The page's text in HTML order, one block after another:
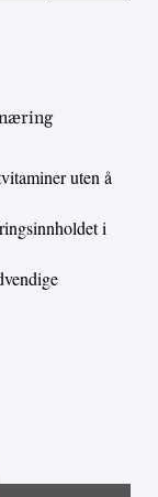
uten å
i